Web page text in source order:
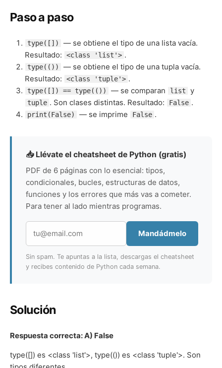
Paso a paso
type([])
— se obtiene el tipo de una lista vacía.
Resultado:
<class 'list'> .
type(())
— se obtiene el tipo de una tupla vacía.
Resultado:
<class 'tuple'> .
type([]) == type(()) — se comparan list y
tuple . Son clases distintas. Resultado: False .
print(False) — se imprime False .
📥 Llévate el cheatsheet de Python (gratis)
PDF de 6 páginas con lo esencial: tipos,
condicionales, bucles, estructuras de datos,
funciones y los errores que más vas a cometer.
Para tener al lado mientras programas.
Mandádmelo
Sin spam. Te apuntas a la lista, descargas el cheatsheet
y recibes contenido de Python cada semana.
Solución
Respuesta correcta: A) False
type([]) es <class 'list'>, type(()) es <class 'tuple'>. Son